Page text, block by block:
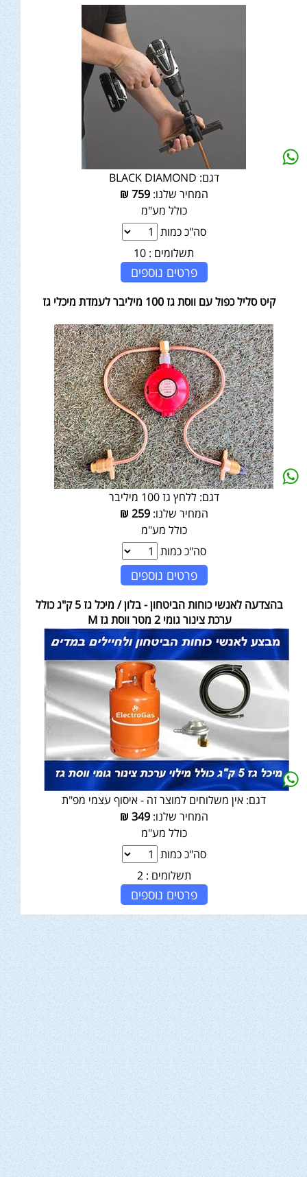
דגם: BLACK DIAMOND
המחיר שלנו:759
₪
כולל מע"מ
סה"כ כמות
תשלומים : 10
פרטים נוספים
קיט סליל כפול עם ווסת גז 100 מיליבר לעמדת מיכלי גז
דגם: ללחץ גז 100 מיליבר
המחיר שלנו:259
₪
כולל מע"מ
סה"כ כמות
פרטים נוספים
בהצדעה לאנשי כוחות הביטחון - בלון / מיכל גז 5 ק"ג כולל
ערכת צינור גומי 2 מטר ווסת גז M
דגם: אין משלוחים למוצר זה - איסוף עצמי מפ"ת
המחיר שלנו:349
₪
כולל מע"מ
סה"כ כמות
תשלומים : 2
פרטים נוספים